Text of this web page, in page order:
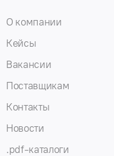
О компании
Кейсы
Вакансии
Поставщикам
Контакты
Новости
.pdf-каталоги